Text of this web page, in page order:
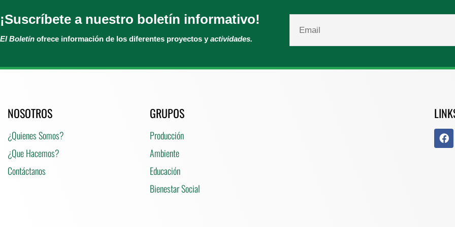
¡Suscríbete a nuestro boletín informativo!
El Boletín ofrece información de los diferentes proyectos y actividades.
NOSOTROS
¿Quienes Somos?
¿Que Hacemos?
Contáctanos
GRUPOS
Producción
Ambiente
Educación
Bienestar Social